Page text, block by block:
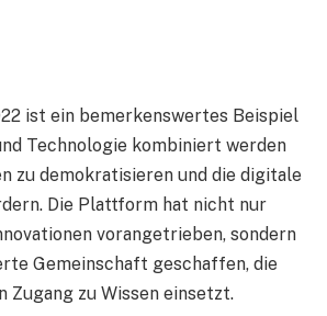
ist ein bemerkenswertes Beispiel
Technologie kombiniert werden
zu demokratisieren und die digitale
Die Plattform hat nicht nur
vorangetrieben, sondern
Gemeinschaft geschaffen, die
Zugang zu Wissen einsetzt.